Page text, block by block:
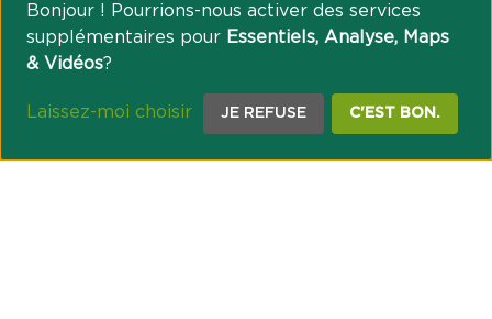
Bonjour ! Pourrions-nous activer des services
supplémentaires pour Essentiels, Analyse, Maps
& Vidéos?
Laissez-moi choisir JE REFUSE C'EST BON.